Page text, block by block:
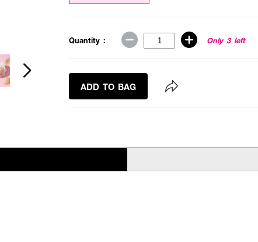
Quantity : Only 3 left
ADD TO BAG